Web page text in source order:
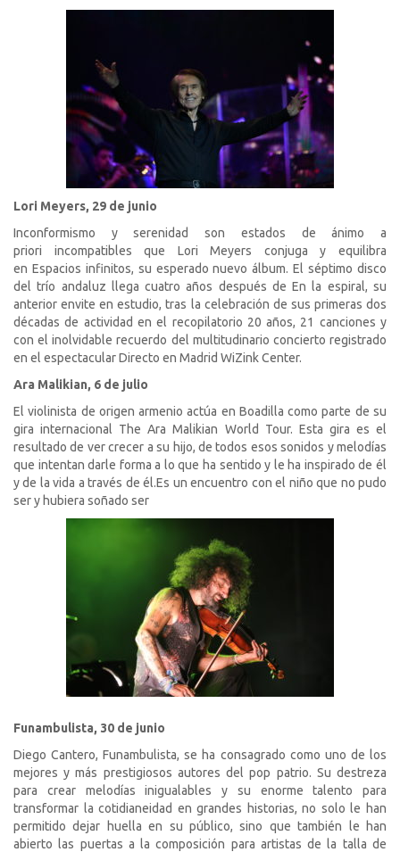
Lori Meyers, 29 de junio
Inconformismo y serenidad son estados de ánimo a
priori incompatibles que Lori Meyers conjuga y equilibra
en Espacios infinitos, su esperado nuevo álbum. El séptimo disco
del trío andaluz llega cuatro años después deEn la espiral, su
anterior envite en estudio, tras la celebración de sus primeras dos
décadas de actividad en el recopilatorio 20 años, 21 canciones y
con el inolvidable recuerdo del multitudinario concierto registrado
en el espectacularDirecto en Madrid WiZink Center.
Ara Malikian, 6 de julio
El violinista de origen armenio actúa en Boadilla como parte de su
gira internacional The Ara Malikian World Tour. Esta gira es el
resultado de ver crecer a su hijo, de todos esos sonidos y melodías
que intentan darle forma a lo que ha sentido y le ha inspirado de él
y de la vida a través de él.Es un encuentro con el niño que no pudo
ser y hubiera soñado ser
Funambulista, 30 de junio
Diego Cantero, Funambulista, se ha consagrado como uno de los
mejores y más prestigiosos autores del pop patrio. Su destreza
para crear melodías inigualables y su enorme talento para
transformar la cotidianeidad en grandes historias, no solo le han
permitido dejar huella en su público, sino que también le han
abierto las puertas a la composición para artistas de la talla de